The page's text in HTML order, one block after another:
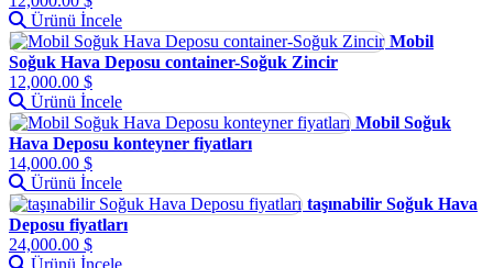
Ürünü İncele
Mobil
Soğuk Hava Deposu container-Soğuk Zincir
12,000.00 $
Ürünü İncele
Mobil Soğuk
Hava Deposu konteyner fiyatları
14,000.00 $
Ürünü İncele
taşınabilir Soğuk Hava
Deposu fiyatları
24,000.00 $
Ürünü İncele